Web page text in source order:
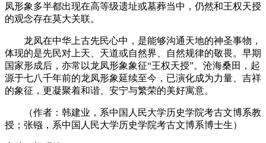
凤形象多半都出现在高等级遗址或墓葬当中，仍然和王权天授
的观念存在莫大关联。
龙凤在中华上古先民心中，是能够沟通天地的神圣事物，
体现的是先民对上天、天道或自然界、自然规律的敬畏。早期
国家形成后，亦常以龙凤形象象征“王权天授”。沧海桑田，起
源于七八千年前的龙凤形象延续至今，已演化成为力量、吉祥
的象征，更凝聚着和谐、安宁与繁荣的美好寓意。
（作者：韩建业，系中国人民大学历史学院考古文博系教
授；张镪，系中国人民大学历史学院考古文博系博士生）